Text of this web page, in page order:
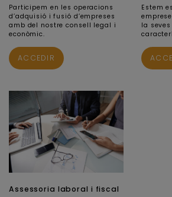
Participem en les operacions
d’adquisió i fusió d’empreses
amb del nostre consell legal i
econòmic.
ACCEDIR
Estem
la
Assessoria laboral i fiscal